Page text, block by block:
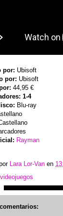
por: Ubisoft
por: Ubisoft
44,95 €
1-4
Blu-ray
Rayman
Lara Lor-Van en
videojuegos